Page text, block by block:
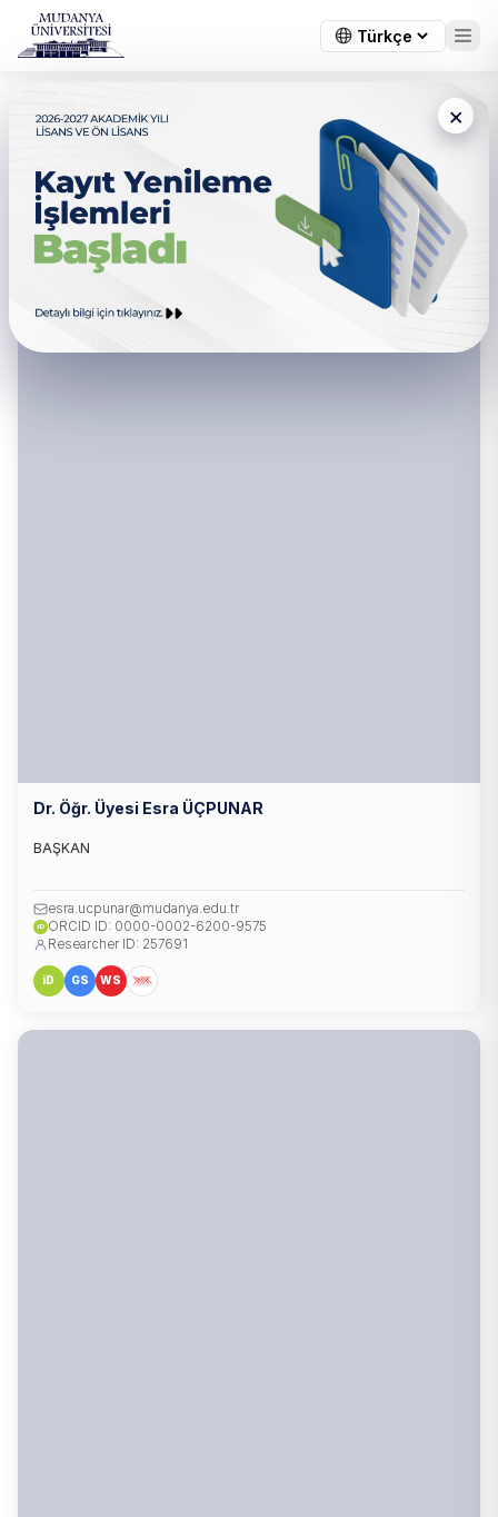
×
Mudanya Üniversitesi - Sağlık
Bilimleri Fakültesi Etik Kurulu
Dr. Öğr. Üyesi Esra ÜÇPUNAR
BAŞKAN
esra.ucpunar@mudanya.edu.tr
iD ORCID ID: 0000-0002-6200-9575
Researcher ID: 257691
iD GS WS